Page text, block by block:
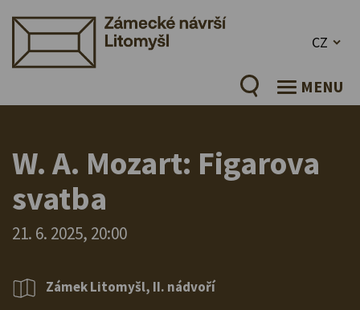
CZ
MENU
W. A. Mozart: Figarova
svatba
21. 6. 2025, 20:00
Zámek Litomyšl, II. nádvoří